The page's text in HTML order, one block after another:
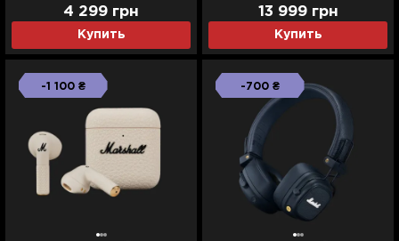
Купить
4 299 грн
(Black)
Купить
13 999 грн
-1 100 ₴ -700 ₴